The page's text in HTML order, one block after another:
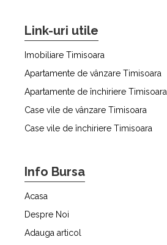
Link-uri utile
Imobiliare Timisoara
Apartamente de vânzare Timisoara
Apartamente de închiriere Timisoara
Case vile de vânzare Timisoara
Case vile de închiriere Timisoara
Info Bursa
Acasa
Despre Noi
Adauga articol